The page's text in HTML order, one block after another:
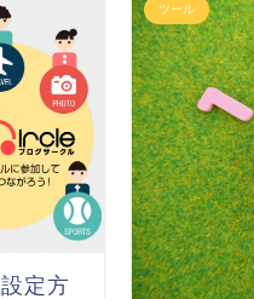
定方
ツール